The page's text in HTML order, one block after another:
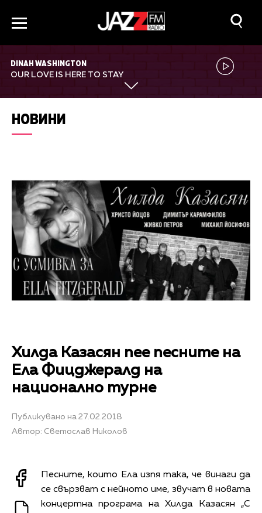
DINAH WASHINGTON
OUR LOVE IS HERE TO STAY
НОВИНИ
Хилда Казасян пее песните на
Ела Фицджералд на
национално турне
Публикувано на 27.02.2018
Автор: Светослав Николов
Песните, които Ела изпя така, че винаги да
се свързват с нейното име, звучат в новата
концертна програма на Хилда Казасян „С